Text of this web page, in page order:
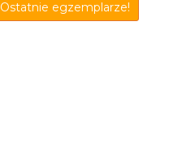
Ostatnie egzemplarze!